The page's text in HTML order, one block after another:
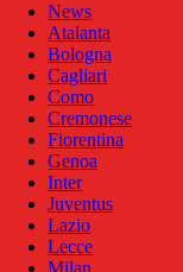
News
Atalanta
Bologna
Cagliari
Como
Cremonese
Fiorentina
Genoa
Inter
Juventus
Lazio
Lecce
Milan